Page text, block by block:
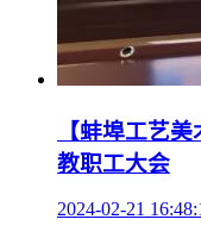
【蚌埠工艺
教职工大会
2024-02-21